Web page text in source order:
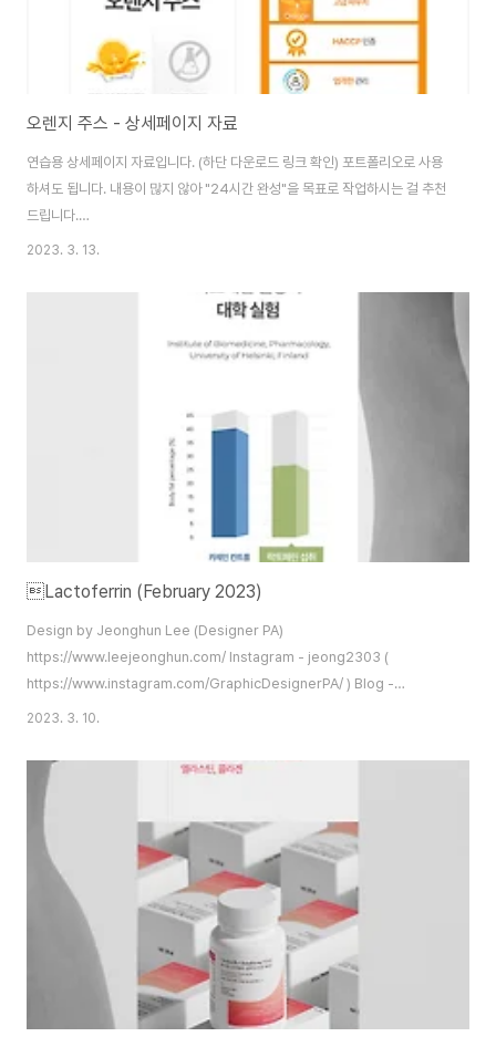
오렌지 주스 - 상세페이지 자료
연습용 상세페이지 자료입니다. (하단 다운로드 링크 확인) 포트폴리오로 사용
하셔도 됩니다. 내용이 많지 않아 "24시간 완성"을 목표로 작업하시는 걸 추천
드립니다.
https://drive.google.com/drive/folders/
니다.이 폴더에 파일을 추가하려면 로그인하세요. drive.google.com
Design by Jeonghun Lee (Designer PA)
https://www.leejeonghun.com/ Instagram - jeong2303 (
2023. 3. 13.
Lactoferrin (February 2023)
Design by Jeonghun Lee (Designer PA)
https://www.leejeonghun.com/ Instagram - jeong2303 (
https://www.instagram.com/GraphicDesignerPA/ ) Blog -
https://artworks2004.tistory.com/ Kakao Talk - jeong2303 (
2023. 3. 10.